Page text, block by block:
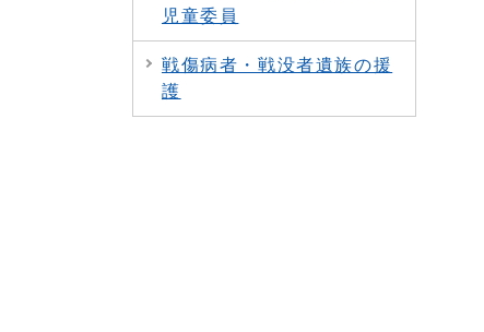
児童委員
戦傷病者・戦没者遺族の援
護